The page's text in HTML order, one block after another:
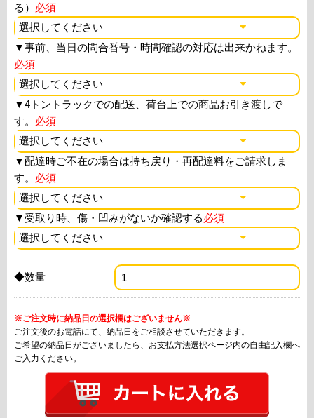
る） 必須
▼事前、当日の問合番号・時間確認の対応は出来かねます。
必須
▼4トントラックでの配送、荷台上での商品お引き渡しで
す。 必須
▼配達時ご不在の場合は持ち戻り・再配達料をご請求しま
す。 必須
▼ 受取り時、傷・凹みがないか確認する必須
◆数量
※ご注文時に納品日の選択欄はございません※
ご注文後のお電話にて、納品日をご相談させていただきます。
ご希望の納品日がございましたら、お支払方法選択ページ内の自由記入欄へ
ご入力ください。